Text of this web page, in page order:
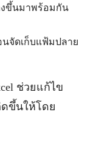
ขึ้นมาพร้อมกัน
นจัดเก็บแฟ้มปลาย
ช่วยแก้ไข
ดขึ้นให้โดย